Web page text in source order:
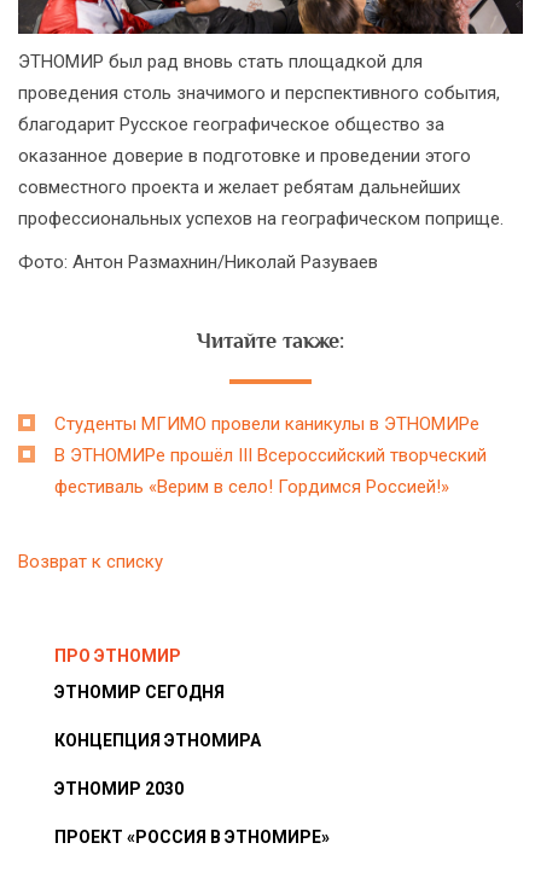
ЭТНОМИР был рад вновь стать площадкой для
проведения столь значимого и перспективного события,
благодарит Русское географическое общество за
оказанное доверие в подготовке и проведении этого
совместного проекта и желает ребятам дальнейших
профессиональных успехов на географическом поприще.
Фото: Антон Размахнин/Николай Разуваев
Читайте также:
Студенты МГИМО провели каникулы в ЭТНОМИРе
В ЭТНОМИРе прошёл III Всероссийский творческий
фестиваль «Верим в село! Гордимся Россией!»
Возврат к списку
ПРО ЭТНОМИР
ЭТНОМИР СЕГОДНЯ
КОНЦЕПЦИЯ ЭТНОМИРА
ЭТНОМИР 2030
ПРОЕКТ «РОССИЯ В ЭТНОМИРЕ»